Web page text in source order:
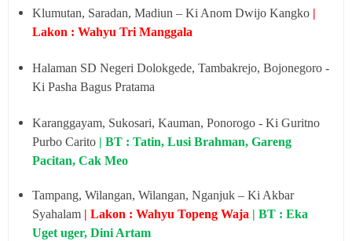
Klumutan, Saradan, Madiun – Ki Anom Dwijo Kangko |
Lakon : Wahyu Tri Manggala
Halaman SD Negeri Dolokgede, Tambakrejo, Bojonegoro -
Ki Pasha Bagus Pratama
Karanggayam, Sukosari, Kauman, Ponorogo - Ki Guritno
Purbo Carito | BT : Tatin, Lusi Brahman, Gareng
Pacitan, Cak Meo
Tampang, Wilangan, Wilangan, Nganjuk – Ki Akbar
Syahalam | Lakon : Wahyu Topeng Waja | BT : Eka
Uget uger, Dini Artam